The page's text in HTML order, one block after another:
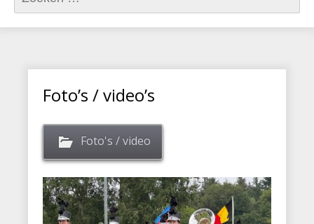
Foto’s / video’s
Foto's / video